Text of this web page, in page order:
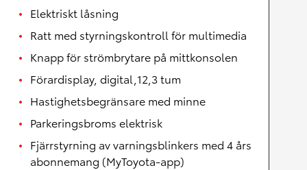
Elektriskt låsning
Ratt med styrningskontroll för multimedia
Knapp för strömbrytare på mittkonsolen
Förardisplay, digital,12,3 tum
Hastighetsbegränsare med minne
Parkeringsbroms elektrisk
Fjärrstyrning av varningsblinkers med 4 års
abonnemang (MyToyota-app)